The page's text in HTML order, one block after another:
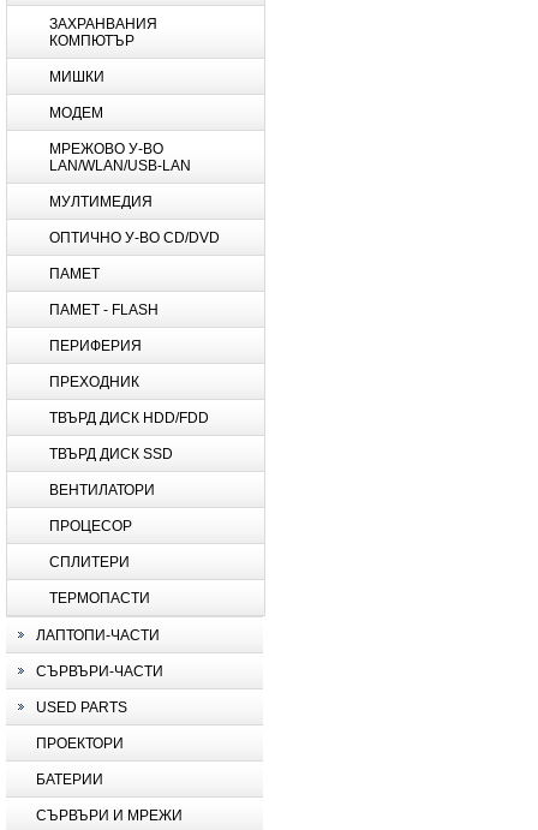
ЗАХРАНВАНИЯ
КОМПЮТЪР
МИШКИ
МОДЕМ
МРЕЖОВО У-ВО
LAN/WLAN/USB-LAN
МУЛТИМЕДИЯ
ОПТИЧНО У-ВО CD/DVD
ПАМЕТ
ПАМЕТ - FLASH
ПЕРИФЕРИЯ
ПРЕХОДНИК
ТВЪРД ДИСК HDD/FDD
ТВЪРД ДИСК SSD
ВЕНТИЛАТОРИ
ПРОЦЕСОР
СПЛИТЕРИ
ТЕРМОПАСТИ
ЛАПТОПИ-ЧАСТИ
СЪРВЪРИ-ЧАСТИ
USED PARTS
ПРОЕКТОРИ
БАТЕРИИ
СЪРВЪРИ И МРЕЖИ